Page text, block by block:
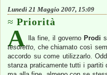
Lunedì 21 Maggio 2007, 15:09
Priorità
A lla fine, il governo Prodi
tesoretto, che chiamato così
accordo su come utilizzarlo.
stanza praticamente tutti i